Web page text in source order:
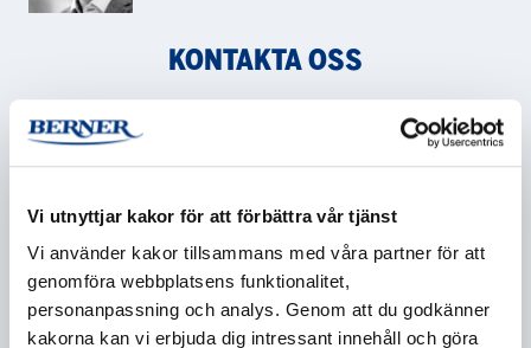
Vi utnyttjar kakor för att förbättra vår tjänst
Vi använder kakor tillsammans med våra partner för att
genomföra webbplatsens funktionalitet,
personanpassning och analys. Genom att du godkänner
kakorna kan vi erbjuda dig intressant innehåll och göra
KONTAKTA OSS
Företag *